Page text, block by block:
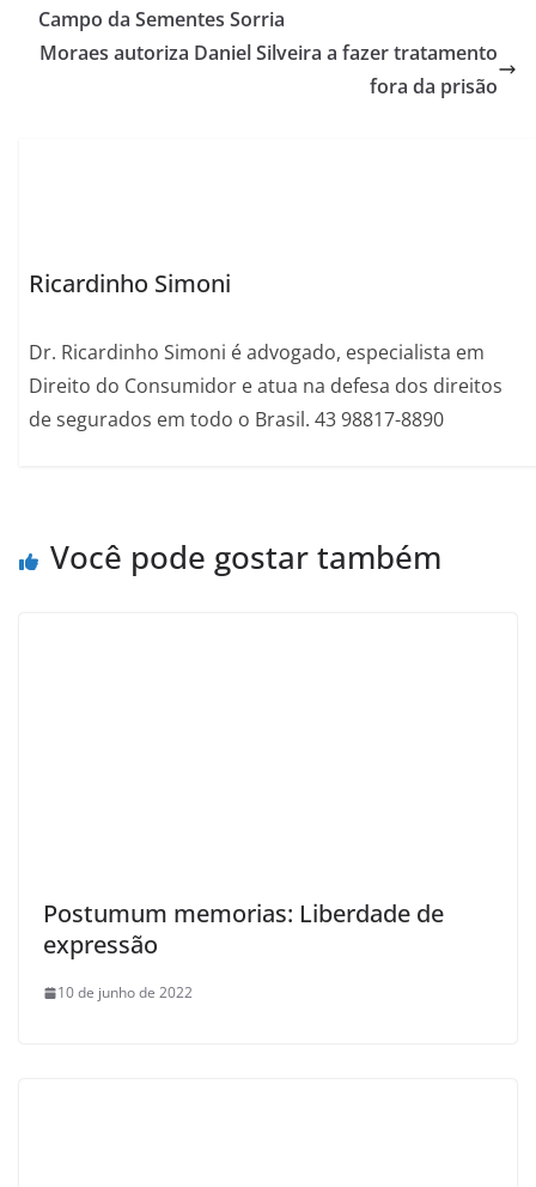
Campo da Sementes Sorria
Moraes autoriza Daniel Silveira a fazer tratamento
fora da prisão
Ricardinho Simoni
Dr. Ricardinho Simoni é advogado, especialista em
Direito do Consumidor e atua na defesa dos direitos
de segurados em todo o Brasil. 43 98817-8890
Você pode gostar também
Postumum memorias: Liberdade de
expressão
10 de junho de 2022